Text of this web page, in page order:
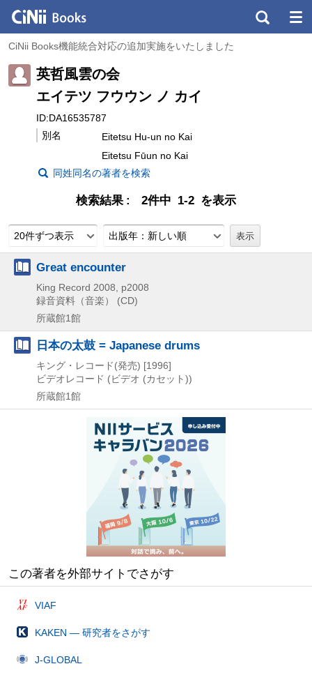
CiNii Books機能統合対応の追加実施をいたしました
英哲風雲の会
エイテツ フウウン ノ カイ
ID:DA16535787
別名
Eitetsu Hu-un no Kai
Eitetsu Fūun no Kai
同姓同名の著者を検索
検索結果 2件中 1-2 を表示
20件ずつ表示 出版年：新しい順
Great encounter
King Record 2008, p2008
録音資料（音楽） (CD)
所蔵館1館
日本の太鼓 = Japanese drums
キング・レコード(発売) [1996]
ビデオレコード (ビデオ (カセット))
所蔵館1館
この著者を外部サイトでさがす
VIAF
KAKEN — 研究者をさがす
J-GLOBAL